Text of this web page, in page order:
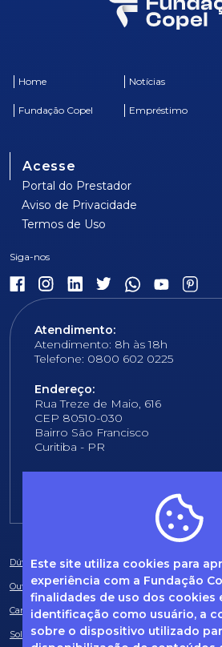
Este site utiliza cookies para
experiência com a Fundação
finalidades de uso dos cookies
identificação como usuário, a
sobre o dispositivo utilizado
Home Notícias
Fundação Copel Empréstimo
Acesse
Portal do Prestador
Aviso de Privacidade
Termos de Uso
Atendimento:
Atendimento: 8h às 18h
Telefone: 0800 602 0225
Endereço:
Rua Treze de Maio, 616
CEP 80510-030
Bairro São Francisco
Curitiba - PR
Dúvidas frequentes
Ouvidoria
Canal de Denúncias
Solicitação de informações